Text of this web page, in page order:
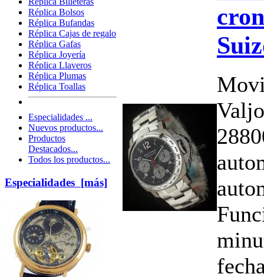
Réplica Bolsos
Réplica Bufandas
Réplica Cajas de regalo
Réplica Gafas
Réplica Joyería
Réplica Llaveros
Réplica Plumas
Réplica Toallas
Especialidades ...
Nuevos productos...
Productos
Destacados...
Todos los productos...
Especialidades [más]